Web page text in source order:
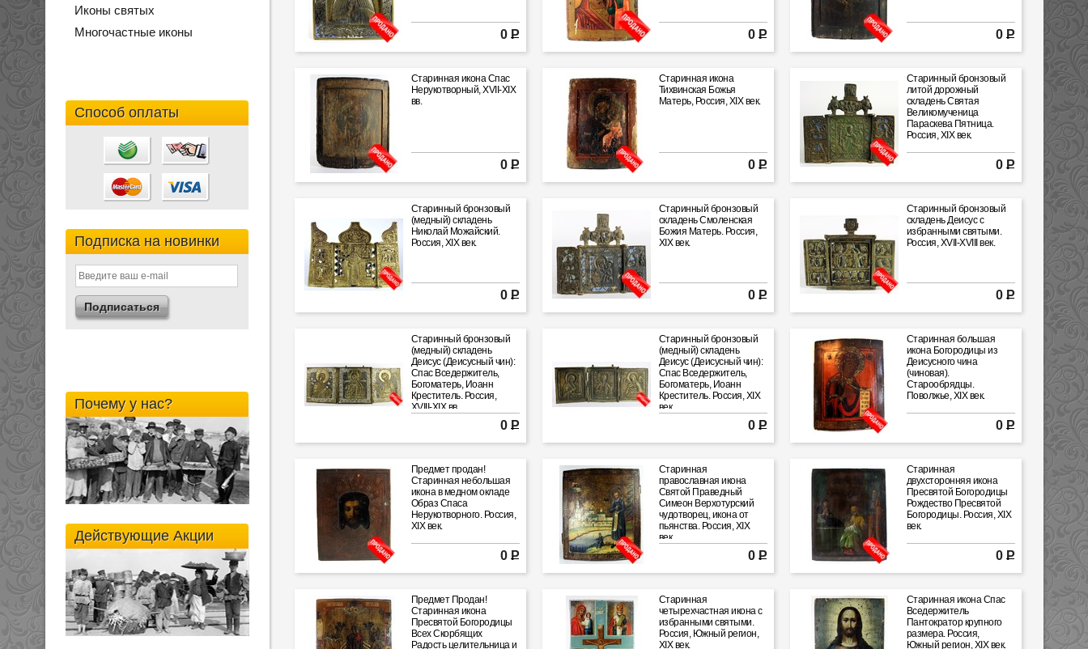
Иконы святых
Многочастные иконы
Способ оплаты
Подписка на новинки
Почему у нас?
Действующие Акции
0 Р 0 Р 0 Р
Старинная икона Спас
Нерукотворный, XVII-XIX
вв.
0 Р
Старинная икона
Тихвинская Божья
Матерь, Россия, XIX век.
0 Р
Старинный бронзовый
литой дорожный
складень Святая
Великомученица
Параскева Пятница.
Россия, XIX век.
0 Р
Старинный бронзовый
(медный) складень
Николай Можайский.
Россия, XIX век.
0 Р
Старинный бронзовый
складень Смоленская
Божия Матерь. Россия,
XIX век.
0 Р
Старинный бронзовый
складень Деисус с
избранными святыми.
Россия, XVII-XVIII век.
0 Р
Старинный бронзовый
(медный) складень
Деисус (Деисусный чин):
Спас Вседержитель,
Богоматерь, Иоанн
Креститель. Россия,
XVIII-XIX вв.
0 Р
Старинный бронзовый
(медный) складень
Деисус (Деисусный чин):
Спас Вседержитель,
Богоматерь, Иоанн
Креститель. Россия, XIX
век.
0 Р
Старинная большая
икона Богородицы из
Деисусного чина
(чиновая).
Старообрядцы.
Поволжье, XIX век.
0 Р
Предмет продан!
Старинная небольшая
икона в медном окладе
Образ Спаса
Нерукотворного. Россия,
XIX век.
0 Р
Старинная
православная икона
Святой Праведный
Симеон Верхотурский
чудотворец, икона от
пьянства. Россия, XIX
век.
0 Р
Старинная
двухсторонняя икона
Пресвятой Богородицы
Рождество Пресвятой
Богородицы. Россия, XIX
век.
0 Р
Предмет Продан!
Старинная икона
Пресвятой Богородицы
Всех Скорбящих
Радость целительница и
Старинная
четырехчастная икона с
избранными святыми.
Россия, Южный регион,
XIX век.
Старинная икона Спас
Вседержитель
Пантократор крупного
размера. Россия,
Южный регион, XIX век.